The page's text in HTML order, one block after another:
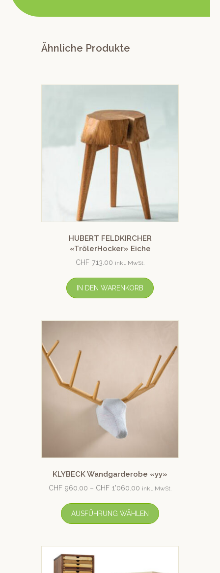
Ähnliche Produkte
HUBERT FELDKIRCHER
«TrölerHocker» Eiche
CHF 713.00 inkl. MwSt.
IN DEN WARENKORB
KLYBECK Wandgarderobe «yy»
CHF 960.00 – CHF 1'060.00 inkl. MwSt.
AUSFÜHRUNG WÄHLEN